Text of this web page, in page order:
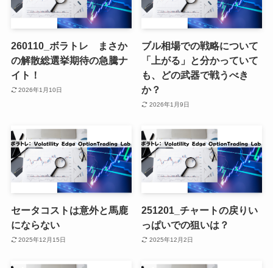
260110_ボラトレ まさか
の解散総選挙期待の急騰ナ
イト！
2026年1月10日
ブル相場での戦略について
「上がる」と分かっていて
も、どの武器で戦うべき
か？
2026年1月9日
セータコストは意外と馬鹿
にならない
2025年12月15日
251201_チャートの戻りい
っぱいでの狙いは？
2025年12月2日